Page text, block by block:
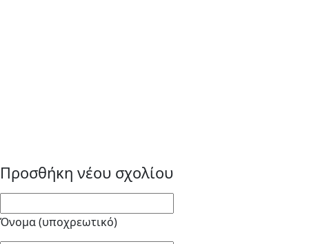
Προσθήκη νέου σχολίου
Όνομα (υποχρεωτικό)